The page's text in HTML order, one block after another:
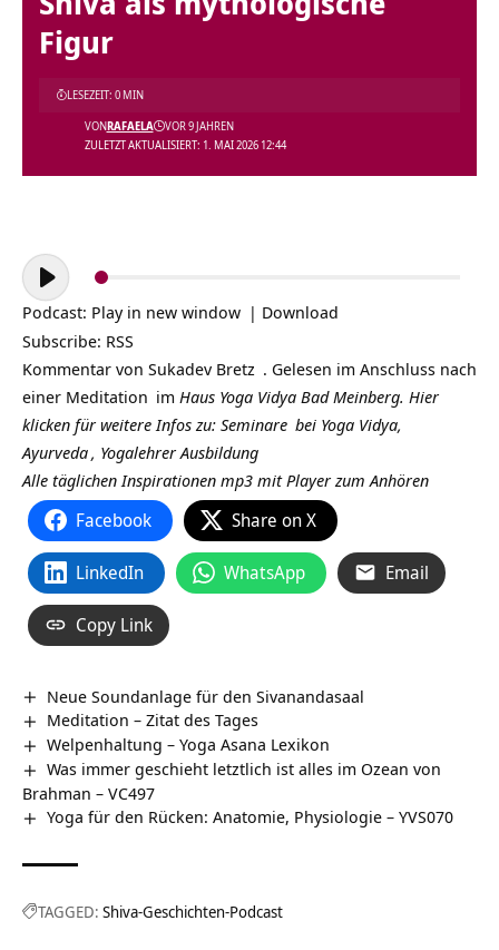
Figur
ZULETZT AKTUALISIERT: 1. MAI 2026 12:44
VONRAFAELA VOR 9 JAHREN
LESEZEIT: 0 MIN
Audio-
Player
Podcast: Play in new window | Download
Subscribe: RSS
Kommentar von Sukadev Bretz . Gelesen im Anschluss nach
einer Meditation im Haus Yoga Vidya Bad Meinberg. Hier
klicken für weitere Infos zu: Seminare bei Yoga Vidya,
Ayurveda, Yogalehrer Ausbildung
Alle täglichen Inspirationen mp3 mit Player zum Anhören
Facebook Share on X
LinkedIn WhatsApp Email
Copy Link
Neue Soundanlage für den Sivanandasaal
Meditation – Zitat des Tages
Welpenhaltung – Yoga Asana Lexikon
Was immer geschieht letztlich ist alles im Ozean von
Brahman – VC497
Yoga für den Rücken: Anatomie, Physiologie – YVS070
TAGGED: Shiva-Geschichten-Podcast